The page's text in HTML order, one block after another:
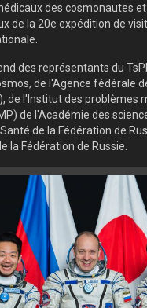
des cosmonautes
de la 20e expédition de
des représentants du
de l'Agence fédérale
de l'Institut des problèmes
de l'Académie des
de la Fédération de
la Fédération de Russie.